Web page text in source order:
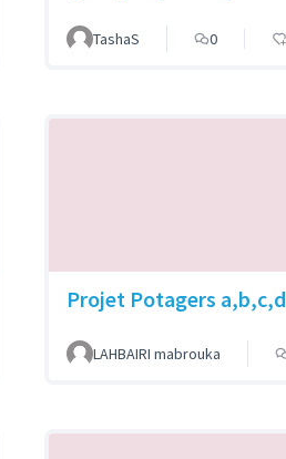
TashaS 0
Projet Potagers a,b,c,d
LAHBAIRI mabrouka